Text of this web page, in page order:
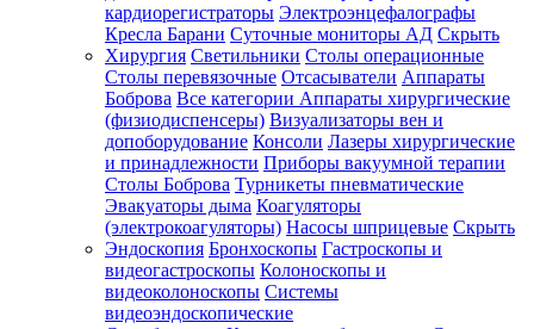
кардиорегистраторы Электроэнцефалографы
Кресла Барани Суточные мониторы АД Скрыть
Хирургия Светильники Столы операционные
Столы перевязочные Отсасыватели Аппараты
Боброва Все категории Аппараты хирургические
(физиодиспенсеры) Визуализаторы вен и
допоборудование Консоли Лазеры хирургические
и принадлежности Приборы вакуумной терапии
Столы Боброва Турникеты пневматические
Эвакуаторы дыма Коагуляторы
(электрокоагуляторы) Насосы шприцевые Скрыть
Эндоскопия Бронхоскопы Гастроскопы и
видеогастроскопы Колоноскопы и
видеоколоноскопы Системы
видеоэндоскопические